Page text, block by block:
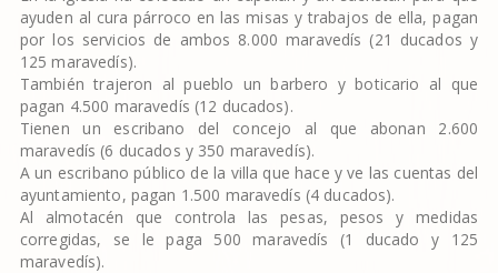
ayuden al cura párroco en las misas y trabajos de ella, pagan
por los servicios de ambos 8.000 maravedís (21 ducados y
125 maravedís).
También trajeron al pueblo un barbero y boticario al que
pagan 4.500 maravedís (12 ducados).
Tienen un escribano del concejo al que abonan 2.600
maravedís (6 ducados y 350 maravedís).
A un escribano público de la villa que hace y ve las cuentas del
ayuntamiento, pagan 1.500 maravedís (4 ducados).
Al almotacén que controla las pesas, pesos y medidas
corregidas, se le paga 500 maravedís (1 ducado y 125
maravedís).